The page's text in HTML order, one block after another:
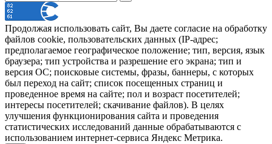
Продолжая использовать сайт, Вы даете согласие на обработку
файлов cookie, пользовательских данных (IP-адрес;
предполагаемое географическое положение; тип, версия, язык
браузера; тип устройства и разрешение его экрана; тип и
версия ОС; поисковые системы, фразы, баннеры, с которых
был переход на сайт; список посещенных страниц и
проведенное время на сайте; пол и возраст посетителей;
интересы посетителей; скачивание файлов). В целях
улучшения функционирования сайта и проведения
статистических исследований данные обрабатываются с
использованием интернет-сервиса Яндекс Метрика.